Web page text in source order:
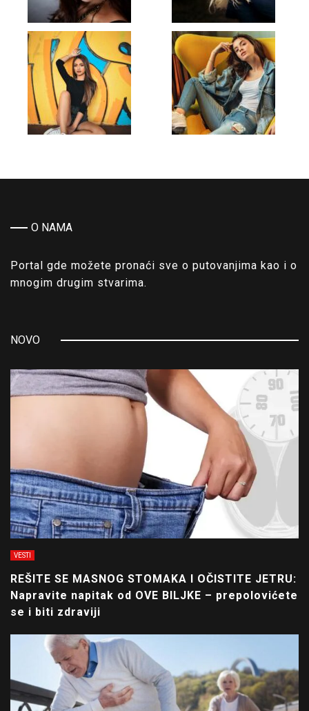
O NAMA
Portal gde možete pronaći sve o putovanjima kao i o
mnogim drugim stvarima.
NOVO
VESTI
REŠITE SE MASNOG STOMAKA I OČISTITE JETRU:
Napravite napitak od OVE BILJKE – prepolovićete
se i biti zdraviji